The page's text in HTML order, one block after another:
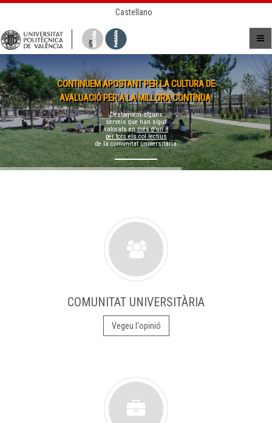
Castellano
CONTINUEM APOSTANT PER LA CULTURA DE
AVALUACIÓ PER A LA MILLORA CONTÍNUA.
Destaquem alguns
serveis que han sigut
valorats enmés d'un 8
per tots els col·lectius
de la comunitat universitària
COMUNITAT UNIVERSITÀRIA
Vegeu l'opinió